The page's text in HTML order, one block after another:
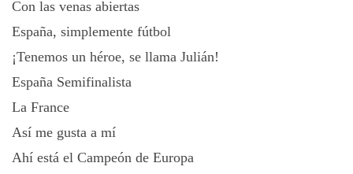
Con las venas abiertas
España, simplemente fútbol
¡Tenemos un héroe, se llama Julián!
España Semifinalista
La France
Así me gusta a mí
Ahí está el Campeón de Europa